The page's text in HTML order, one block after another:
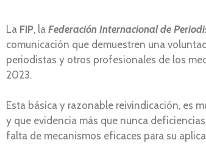
La FIP, la Federación Internacional de
comunicación que demuestren una
periodistas y otros profesionales de los
2023.
Esta básica y razonable reivindicación, es
y que evidencia más que nunca
falta de mecanismos eficaces para su